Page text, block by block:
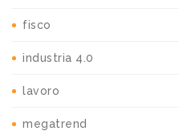
fisco
industria 4.0
lavoro
megatrend